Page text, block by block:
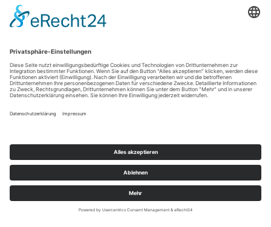
Bodelshausen begutachtet werden. Termine sind
möglich von Mo-Fr zwischen 7 und 17 Uhr. Für
unserKontaktformularunterhalb auf der Startseite
verwendet werden.
ZUR STARTSEITE
0 74 71 / 9 33 47 44